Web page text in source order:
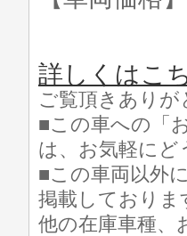
詳しくはこ
ご覧頂きありが
■この車への「
は、お気軽にど
■この車両以外
掲載しておりま
他の在庫車種、